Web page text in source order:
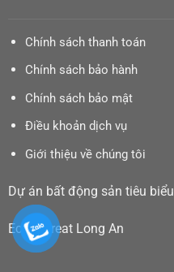
Chính sách thanh toán
Chính sách bảo hành
Chính sách bảo mật
Điều khoản dịch vụ
Giới thiệu về chúng tôi
Dự án bất động sản tiêu biểu
Eco Retreat Long An